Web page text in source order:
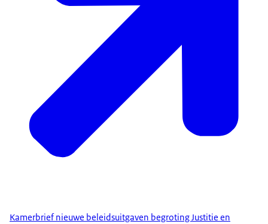
Kamerbrief nieuwe beleidsuitgaven begroting Justitie en